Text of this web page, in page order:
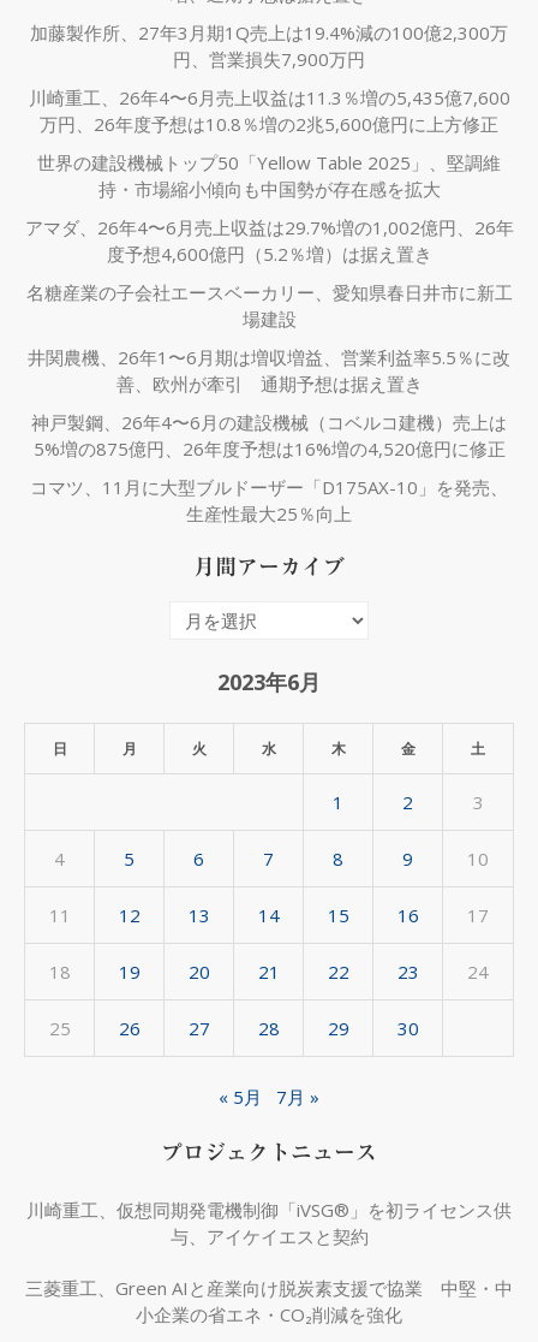
加藤製作所、27年3月期1Q売上は19.4%減の100億2,300万
円、営業損失7,900万円
川崎重工、26年4〜6月売上収益は11.3％増の5,435億7,600
万円、26年度予想は10.8％増の2兆5,600億円に上方修正
世界の建設機械トップ50「Yellow Table 2025」、堅調維
持・市場縮小傾向も中国勢が存在感を拡大
アマダ、26年4〜6月売上収益は29.7%増の1,002億円、26年
度予想4,600億円（5.2％増）は据え置き
名糖産業の子会社エースベーカリー、愛知県春日井市に新工
場建設
井関農機、26年1〜6月期は増収増益、営業利益率5.5％に改
善、欧州が牽引 通期予想は据え置き
神戸製鋼、26年4〜6月の建設機械（コベルコ建機）売上は
5%増の875億円、26年度予想は16%増の4,520億円に修正
コマツ、11月に大型ブルドーザー「D175AX-10」を発売、
生産性最大25％向上
月間アーカイブ
イ
2023年6月
日 月 火 水 木 金 土
1 2 3
4 5 6 7 8 9 10
11 12 13 14 15 16 17
18 19 20 21 22 23 24
25 26 27 28 29 30
« 5月 7月 »
プロジェクトニュース
川崎重工、仮想同期発電機制御「iVSG®」を初ライセンス供
与、アイケイエスと契約
三菱重工、Green AIと産業向け脱炭素支援で協業 中堅・中
小企業の省エネ・CO₂削減を強化